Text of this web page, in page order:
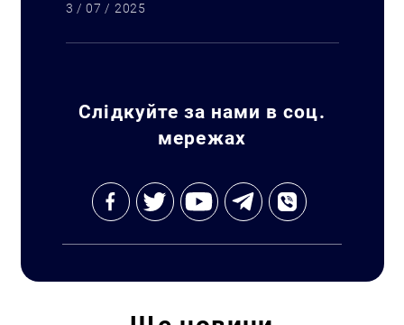
3 / 07 / 2025
Слідкуйте за нами в соц.
мережах